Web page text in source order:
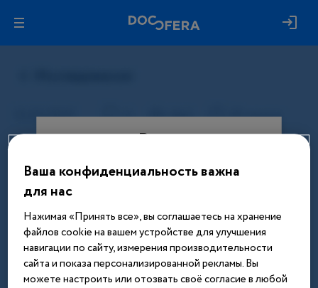
Вход
Этот материал доступен только
после авторизации. Войдите или
зарегистрируйтесь, чтобы получить
доступ ко всем материалам сайта
Введите телефон или email
Ваша конфиденциальность важна
для нас
Нажимая «Принять все», вы соглашаетесь на хранение
файлов cookie на вашем устройстве для улучшения
навигации по сайту, измерения производительности
сайта и показа персонализированной рекламы. Вы
можете настроить или отозвать своё согласие в любой